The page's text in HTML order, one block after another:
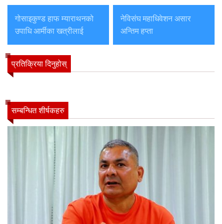
गोसाइकुण्ड हाफ म्याराथनको
उपाधि आर्मीका खत्रीलाई
नेविसंघ महाधिवेशन असार
अन्तिम हप्ता
प्रतिक्रिया दिनुहोस्
सम्बन्धित शीर्षकहरु